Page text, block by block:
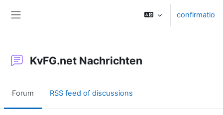
confirmatio
KvFG.net Nachrichten
Forum RSS feed of discussions